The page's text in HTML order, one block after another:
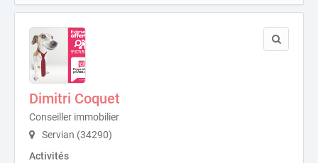
Dimitri Coquet
Conseiller immobilier
Servian (34290)
Activités